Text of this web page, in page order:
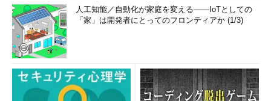
人工知能／自動化が家庭を変える――IoTとしての
「家」は開発者にとってのフロンティアか (1/3)